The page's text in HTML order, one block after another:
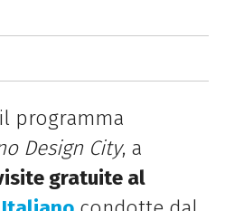
programma
Design City, a
gratuite al